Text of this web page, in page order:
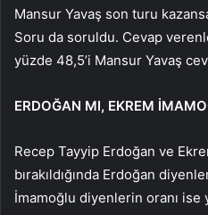
Mansur Yavaş son turu
Soru da soruldu. Cevap
yüzde 48,5’i Mansur Yavaş
ERDOĞAN MI, EKREM
Recep Tayyip Erdoğan ve
bırakıldığında Erdoğan
İmamoğlu diyenlerin oranı ise